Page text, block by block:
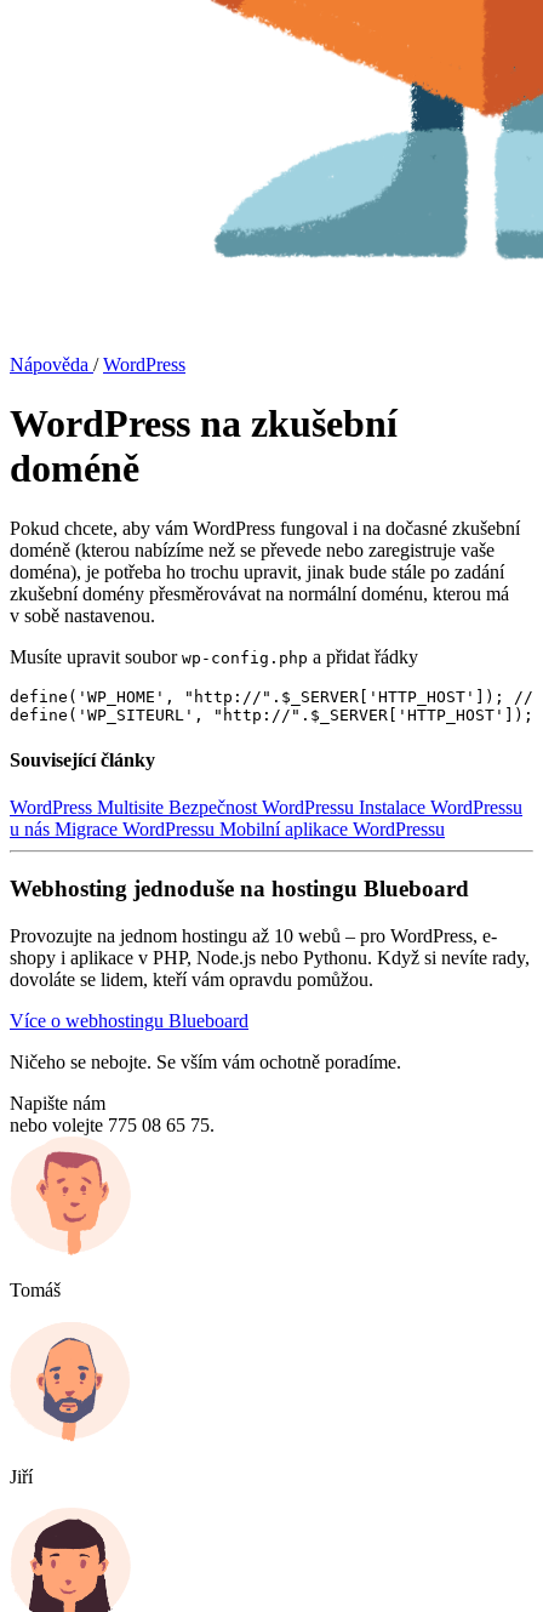
Nápověda / WordPress
WordPress na zkušební
doméně
Pokud chcete, aby vám WordPress fungoval i na dočasné zkušební
doméně (kterou nabízíme než se převede nebo zaregistruje vaše
doména), je potřeba ho trochu upravit, jinak bude stále po zadání
zkušební domény přesměrovávat na normální doménu, kterou má
v sobě nastavenou.
Musíte upravit soubor wp-config.php a přidat řádky
define('WP_HOME', "http://
define('WP_SITEURL', "http://
Související články
WordPress Multisite Bezpečnost WordPressu Instalace WordPressu
u nás Migrace WordPressu Mobilní aplikace WordPressu
Webhosting jednoduše na hostingu Blueboard
Provozujte na jednom hostingu až 10 webů – pro WordPress, e-
shopy i aplikace v PHP, Node.js nebo Pythonu. Když si nevíte rady,
dovoláte se lidem, kteří vám opravdu pomůžou.
Více o webhostingu Blueboard
Ničeho se nebojte. Se vším vám ochotně poradíme.
Napište nám
nebo volejte 775 08 65 75.
Tomáš
Jiří